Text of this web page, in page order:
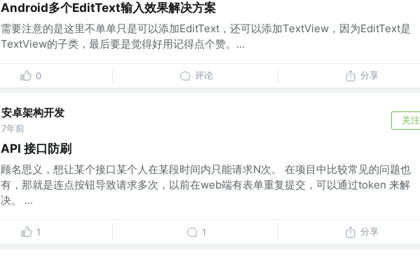
Android多个EditText输入效果解决方案
需要注意的是这里不单单只是可以添加EditText，还可以添加TextView，因为EditText是
TextView的子类，最后要是觉得好用记得点个赞。...
0 评论 分享
安卓架构开发
7年前
关注
API 接口防刷
顾名思义，想让某个接口某个人在某段时间内只能请求N次。 在项目中比较常见的问题也
有，那就是连点按钮导致请求多次，以前在web端有表单重复提交，可以通过token 来解
决。 ...
1 1 分享